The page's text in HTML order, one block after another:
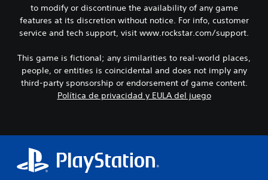
to modify or discontinue the availability of any game
features at its discretion without notice. For info, customer
service and tech support, visit www.rockstar.com/support.
This game is fictional; any similarities to real-world places,
people, or entities is coincidental and does not imply any
third-party sponsorship or endorsement of game content.
Política de privacidad y EULA del juego